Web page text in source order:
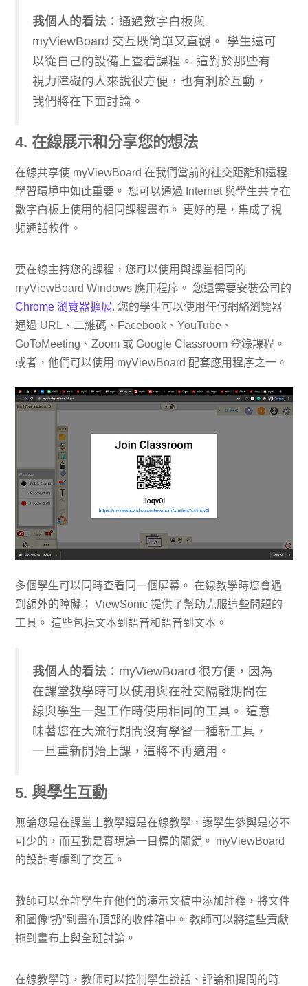
我個人的看法 ：通過數字白板與
myViewBoard 交互既簡單又直觀。 學生還可
以從自己的設備上查看課程。 這對於那些有
視力障礙的人來說很方便，也有利於互動，
我們將在下面討論。
4. 在線展示和分享您的想法
在線共享使 myViewBoard 在我們當前的社交距離和遠程
學習環境中如此重要。 您可以通過 Internet 與學生共享在
數字白板上使用的相同課程畫布。 更好的是，集成了視
頻通話軟件。
要在線主持您的課程，您可以使用與課堂相同的
myViewBoard Windows 應用程序。 您還需要安裝公司的
Chrome 瀏覽器擴展. 您的學生可以使用任何網絡瀏覽器
通過 URL、二維碼、Facebook、YouTube、
GoToMeeting、Zoom 或 Google Classroom 登錄課程。
或者，他們可以使用 myViewBoard 配套應用程序之一。
多個學生可以同時查看同一個屏幕。 在線教學時您會遇
到額外的障礙； ViewSonic 提供了幫助克服這些問題的
工具。 這些包括文本到語音和語音到文本。
我個人的看法 ：myViewBoard 很方便，因為
在課堂教學時可以使用與在社交隔離期間在
線與學生一起工作時使用相同的工具。 這意
味著您在大流行期間沒有學習一種新工具，
一旦重新開始上課，這將不再適用。
5. 與學生互動
無論您是在課堂上教學還是在線教學，讓學生參與是必不
可少的，而互動是實現這一目標的關鍵。 myViewBoard
的設計考慮到了交互。
教師可以允許學生在他們的演示文稿中添加註釋，將文件
和圖像“扔”到畫布頂部的收件箱中。 教師可以將這些貢獻
拖到畫布上與全班討論。
在線教學時，教師可以控制學生說話、評論和提問的時